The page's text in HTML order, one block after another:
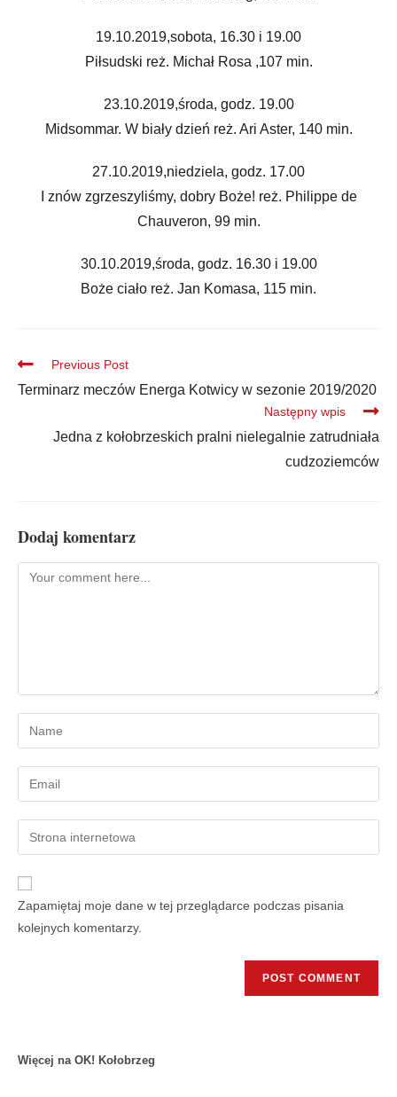
19.10.2019,sobota, 16.30 i 19.00
Piłsudski reż. Michał Rosa ,107 min.
23.10.2019,środa, godz. 19.00
Midsommar. W biały dzień reż. Ari Aster, 140 min.
27.10.2019,niedziela, godz. 17.00
I znów zgrzeszyliśmy, dobry Boże! reż. Philippe de
Chauveron, 99 min.
30.10.2019,środa, godz. 16.30 i 19.00
Boże ciało reż. Jan Komasa, 115 min.
Previous Post
Terminarz meczów Energa Kotwicy w sezonie 2019/2020
Następny wpis
Jedna z kołobrzeskich pralni nielegalnie zatrudniała
cudzoziemców
Dodaj komentarz
Zapamiętaj moje dane w tej przeglądarce podczas pisania
kolejnych komentarzy.
Więcej na OK! Kołobrzeg